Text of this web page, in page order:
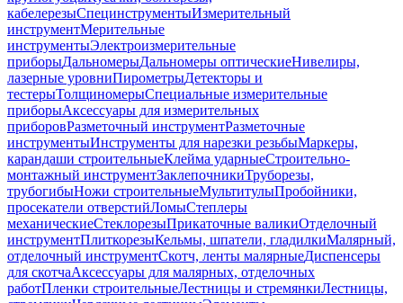
кабелерезыСпецинструментыИзмерительный
инструментМерительные
инструментыЭлектроизмерительные
приборыДальномерыДальномеры оптическиеНивелиры,
лазерные уровниПирометрыДетекторы и
тестерыТолщиномерыСпециальные измерительные
приборыАксессуары для измерительных
приборовРазметочный инструментРазметочные
инструментыИнструменты для нарезки резьбыМаркеры,
карандаши строительныеКлейма ударныеСтроительно-
монтажный инструментЗаклепочникиТруборезы,
трубогибыНожи строительныеМультитулыПробойники,
просекатели отверстийЛомыСтеплеры
механическиеСтеклорезыПрикаточные валикиОтделочный
инструментПлиткорезыКельмы, шпатели, гладилкиМалярный,
отделочный инструментСкотч, ленты малярныеДиспенсеры
для скотчаАксессуары для малярных, отделочных
работПленки строительныеЛестницы и стремянкиЛестницы,